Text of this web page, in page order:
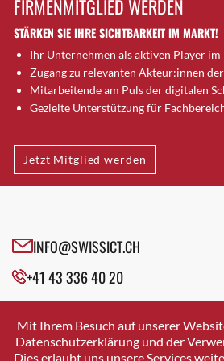
Brugg AG
Brütten
Bubendorf
Bubikon
Buchs (SG)
Bäretswil
Bülach
Cazis
Crissier
Davos Platz
Dierikon
Dietikon
FIRMENMITGLIED WERDEN
STÄRKEN SIE IHRE SICHTBARKEIT IM MARKT!
Ihr Unternehmen als aktiven Player im
Zugang zu relevanten Akteur:innen
Mitarbeitende am Puls der digitalen
Gezielte Unterstützung für
Jetzt Mitglied werden
INFO@SWISSICT.CH
+41 43 336 40 20
SWISSICT
VULKANSTRASSE 120
8048 ZURICH
Mit Ihrem Besuch auf unserer
Datenschutzerklärung und der
Dies erlaubt uns unsere Services